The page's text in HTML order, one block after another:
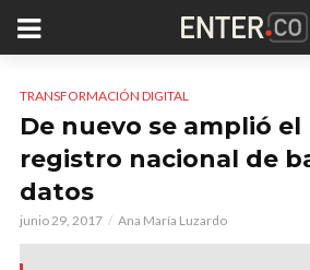
TRANSFORMACIÓN DIGITAL
De nuevo se amplió el
registro nacional de
datos
junio 29, 2017 Ana María Luzardo